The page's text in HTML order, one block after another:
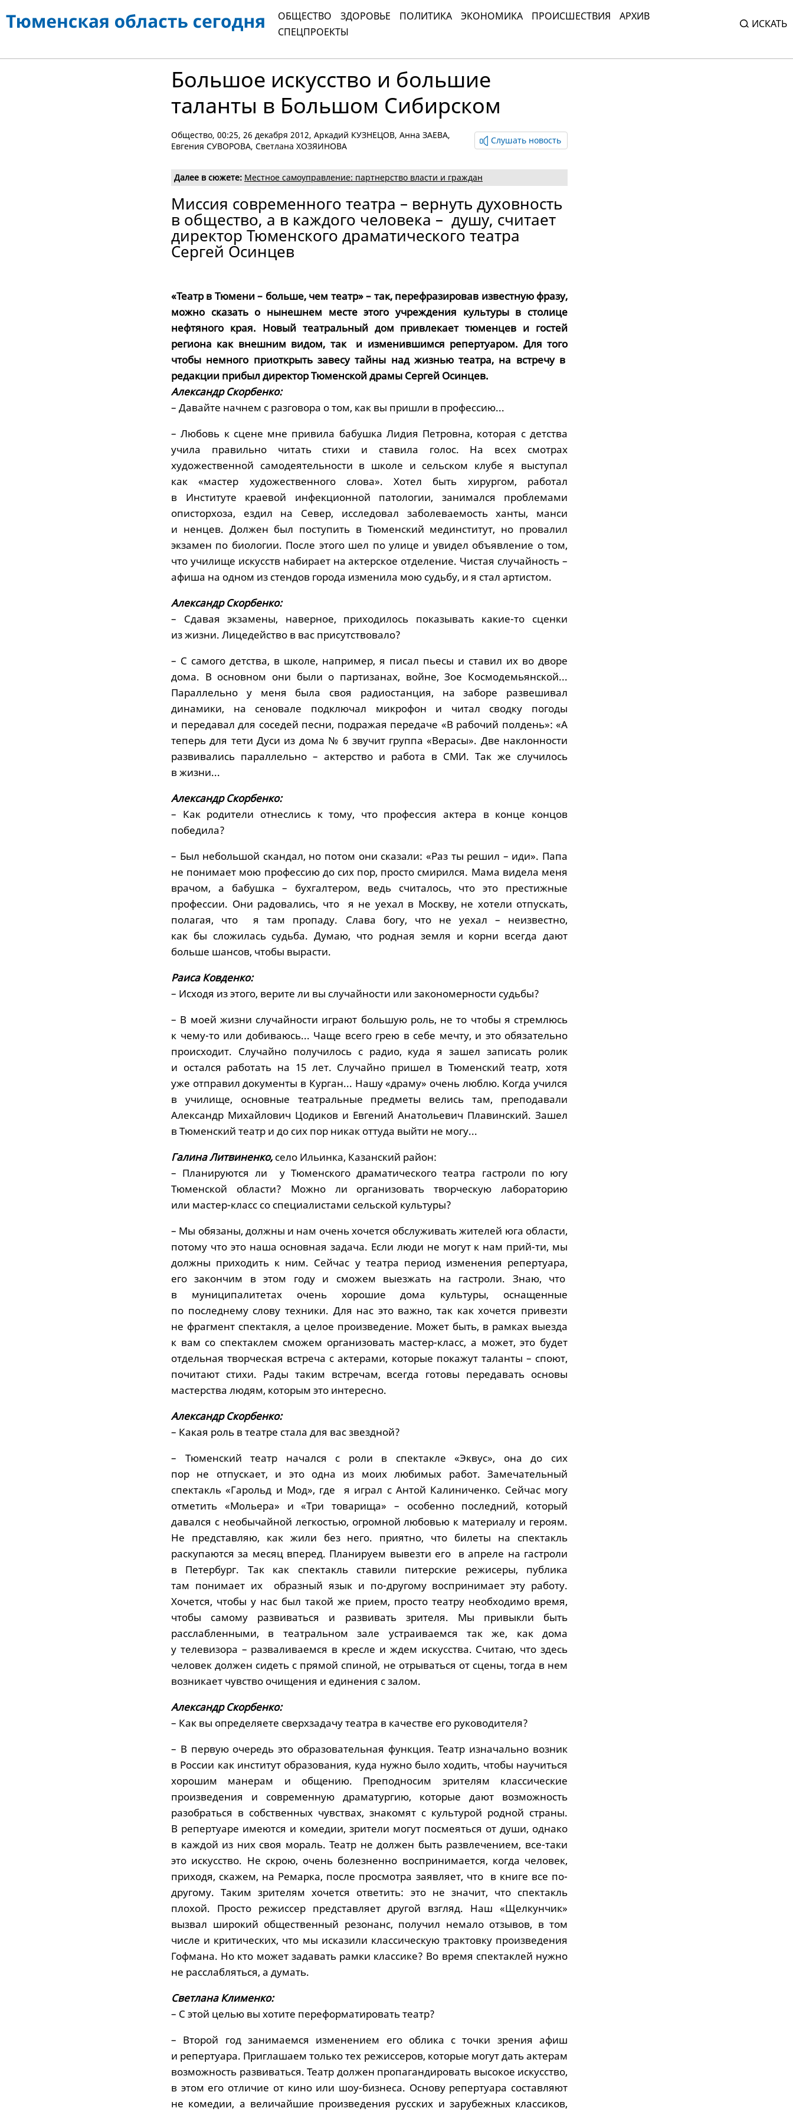
ОБЩЕСТВО ЗДОРОВЬЕ ПОЛИТИКА ЭКОНОМИКА ПРОИСШЕСТВИЯ
АРХИВ
СПЕЦПРОЕКТЫ
ИСКАТЬ
Большое искусство и большие
таланты в Большом Сибирском
Общество, 00:25, 26 декабря 2012, Аркадий КУЗНЕЦОВ, Анна ЗАЕВА,
Евгения СУВОРОВА, Светлана ХОЗЯИНОВА
Слушать новость
Далее в сюжете: Местное самоуправление: партнерство власти и граждан
Миссия современного театра – вернуть духовность
в общество, а в каждого человека – душу, считает
директор Тюменского драматического театра
Сергей Осинцев
«Театр в Тюмени – больше, чем театр» – так, перефразировав известную фразу,
можно сказать о нынешнем месте этого учреждения культуры в столице
нефтяного края. Новый театральный дом привлекает тюменцев и гостей
региона как внешним видом, так и изменившимся репертуаром. Для того
чтобы немного приоткрыть завесу тайны над жизнью театра, на встречу в
редакции прибыл директор Тюменской драмы Сергей Осинцев.
Александр Скорбенко:
– Давайте начнем с разговора о том, как вы пришли в профессию...
– Любовь к сцене мне привила бабушка Лидия Петровна, которая с детства
учила правильно читать стихи и ставила голос. На всех смотрах
художественной самодеятельности в школе и сельском клубе я выступал
как «мастер художественного слова». Хотел быть хирургом, работал
в Институте краевой инфекционной патологии, занимался проблемами
описторхоза, ездил на Север, исследовал заболеваемость ханты, манси
и ненцев. Должен был поступить в Тюменский мединститут, но провалил
экзамен по биологии. После этого шел по улице и увидел объявление о том,
что училище искусств набирает на актерское отделение. Чистая случайность –
афиша на одном из стендов города изменила мою судьбу, и я стал артистом.
Александр Скорбенко:
– Сдавая экзамены, наверное, приходилось показывать какие-то сценки
из жизни. Лицедейство в вас присутствовало?
– С самого детства, в школе, например, я писал пьесы и ставил их во дворе
дома. В основном они были о партизанах, войне, Зое Космодемьянской...
Параллельно у меня была своя радиостанция, на заборе развешивал
динамики, на сеновале подключал микрофон и читал сводку погоды
и передавал для соседей песни, подражая передаче «В рабочий полдень»: «А
теперь для тети Дуси из дома № 6 звучит группа «Верасы». Две наклонности
развивались параллельно – актерство и работа в СМИ. Так же случилось
в жизни...
Александр Скорбенко:
– Как родители отнеслись к тому, что профессия актера в конце концов
победила?
– Был небольшой скандал, но потом они сказали: «Раз ты решил – иди». Папа
не понимает мою профессию до сих пор, просто смирился. Мама видела меня
врачом, а бабушка – бухгалтером, ведь считалось, что это престижные
профессии. Они радовались, что я не уехал в Москву, не хотели отпускать,
полагая, что я там пропаду. Слава богу, что не уехал – неизвестно,
как бы сложилась судьба. Думаю, что родная земля и корни всегда дают
больше шансов, чтобы вырасти.
Раиса Ковденко:
– Исходя из этого, верите ли вы случайности или закономерности судьбы?
– В моей жизни случайности играют большую роль, не то чтобы я стремлюсь
к чему-то или добиваюсь... Чаще всего грею в себе мечту, и это обязательно
происходит. Случайно получилось с радио, куда я зашел записать ролик
и остался работать на 15 лет. Случайно пришел в Тюменский театр, хотя
уже отправил документы в Курган... Нашу «драму» очень люблю. Когда учился
в училище, основные театральные предметы велись там, преподавали
Александр Михайлович Цодиков и Евгений Анатольевич Плавинский. Зашел
в Тюменский театр и до сих пор никак оттуда выйти не могу...
Галина Литвиненко,село Ильинка, Казанский район:
– Планируются ли у Тюменского драматического театра гастроли по югу
Тюменской области? Можно ли организовать творческую лабораторию
или мастер-класс со специалистами сельской культуры?
– Мы обязаны, должны и нам очень хочется обслуживать жителей юга области,
потому что это наша основная задача. Если люди не могут к нам прий-ти, мы
должны приходить к ним. Сейчас у театра период изменения репертуара,
его закончим в этом году и сможем выезжать на гастроли. Знаю, что
в муниципалитетах очень хорошие дома культуры, оснащенные
по последнему слову техники. Для нас это важно, так как хочется привезти
не фрагмент спектакля, а целое произведение. Может быть, в рамках выезда
к вам со спектаклем сможем организовать мастер-класс, а может, это будет
отдельная творческая встреча с актерами, которые покажут таланты – споют,
почитают стихи. Рады таким встречам, всегда готовы передавать основы
мастерства людям, которым это интересно.
Александр Скорбенко:
– Какая роль в театре стала для вас звездной?
– Тюменский театр начался с роли в спектакле «Эквус», она до сих
пор не отпускает, и это одна из моих любимых работ. Замечательный
спектакль «Гарольд и Мод», где я играл с Антой Калиниченко. Сейчас могу
отметить «Мольера» и «Три товарища» – особенно последний, который
давался с необычайной легкостью, огромной любовью к материалу и героям.
Не представляю, как жили без него. приятно, что билеты на спектакль
раскупаются за месяц вперед. Планируем вывезти его в апреле на гастроли
в Петербург. Так как спектакль ставили питерские режисеры, публика
там понимает их образный язык и по-другому воспринимает эту работу.
Хочется, чтобы у нас был такой же прием, просто театру необходимо время,
чтобы самому развиваться и развивать зрителя. Мы привыкли быть
расслабленными, в театральном зале устраиваемся так же, как дома
у телевизора – разваливаемся в кресле и ждем искусства. Считаю, что здесь
человек должен сидеть с прямой спиной, не отрываться от сцены, тогда в нем
возникает чувство очищения и единения с залом.
Александр Скорбенко:
– Как вы определяете сверхзадачу театра в качестве его руководителя?
– В первую очередь это образовательная функция. Театр изначально возник
в России как институт образования, куда нужно было ходить, чтобы научиться
хорошим манерам и общению. Преподносим зрителям классические
произведения и современную драматургию, которые дают возможность
разобраться в собственных чувствах, знакомят с культурой родной страны.
В репертуаре имеются и комедии, зрители могут посмеяться от души, однако
в каждой из них своя мораль. Театр не должен быть развлечением, все-таки
это искусство. Не скрою, очень болезненно воспринимается, когда человек,
приходя, скажем, на Ремарка, после просмотра заявляет, что в книге все по-
другому. Таким зрителям хочется ответить: это не значит, что спектакль
плохой. Просто режиссер представляет другой взгляд. Наш «Щелкунчик»
вызвал широкий общественный резонанс, получил немало отзывов, в том
числе и критических, что мы исказили классическую трактовку произведения
Гофмана. Но кто может задавать рамки классике? Во время спектаклей нужно
не расслабляться, а думать.
Светлана Клименко:
– С этой целью вы хотите переформатировать театр?
– Второй год занимаемся изменением его облика с точки зрения афиш
и репертуара. Приглашаем только тех режиссеров, которые могут дать актерам
возможность развиваться. Театр должен пропагандировать высокое искусство,
в этом его отличие от кино или шоу-бизнеса. Основу репертуара составляют
не комедии, а величайшие произведения русских и зарубежных классиков,